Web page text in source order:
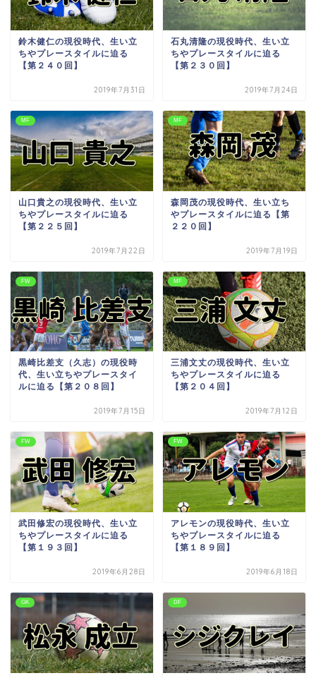
鈴木健仁の現役時代、生い立
ちやプレースタイルに迫る
【第２４０回】
2019年7月31日
石丸清隆の現役時代、生い立
ちやプレースタイルに迫る
【第２３０回】
2019年7月24日
MF
山口貴之の現役時代、生い立
ちやプレースタイルに迫る
【第２２５回】
2019年7月22日
MF
森岡茂の現役時代、生い立ち
やプレースタイルに迫る【第
２２０回】
2019年7月19日
FW
黒崎比差支（久志）の現役時
代、生い立ちやプレースタイ
ルに迫る【第２０８回】
2019年7月15日
MF
三浦文丈の現役時代、生い立
ちやプレースタイルに迫る
【第２０４回】
2019年7月12日
FW
武田修宏の現役時代、生い立
ちやプレースタイルに迫る
【第１９３回】
2019年6月28日
FW
アレモンの現役時代、生い立
ちやプレースタイルに迫る
【第１８９回】
2019年6月18日
GK DF